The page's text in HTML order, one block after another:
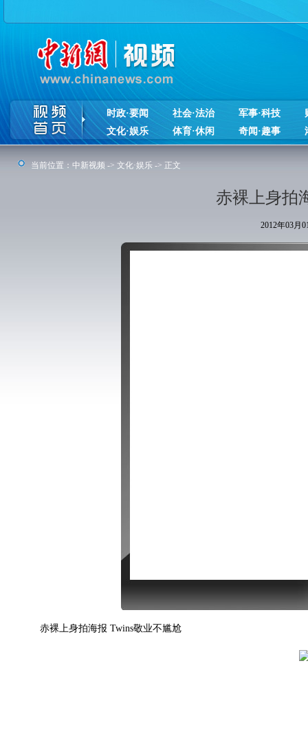
时政·要闻 社会·法治 军事·科技
文化·娱乐
体育·休闲 奇闻·趣事
当前位置： 中新视频 -> 文化·娱乐 -> 正文
赤裸上身拍
2012年03月
赤裸上身拍海报 Twins敬业不尴尬